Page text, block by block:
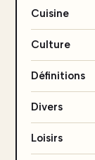
Cuisine
Culture
Définitions
Divers
Loisirs